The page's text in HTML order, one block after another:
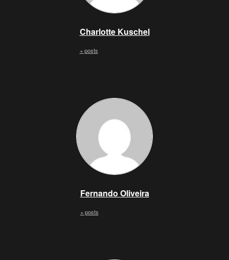
Charlotte Kuschel
+ posts
Fernando Oliveira
+ posts